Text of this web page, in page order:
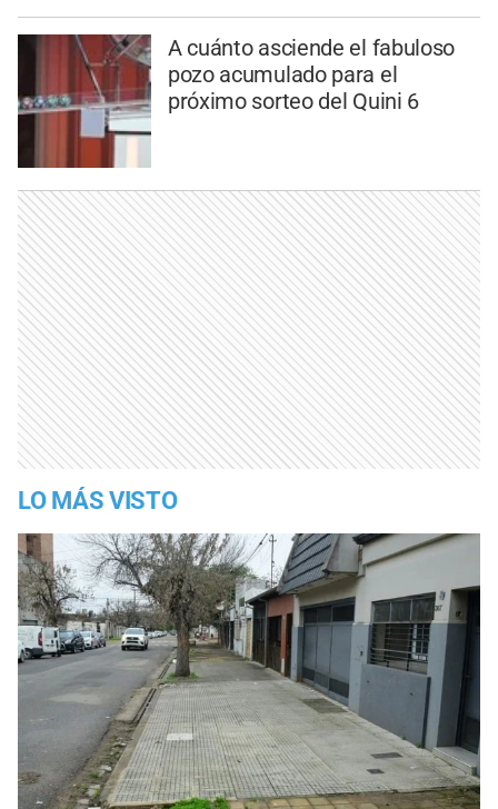
A cuánto asciende el fabuloso
pozo acumulado para el
próximo sorteo del Quini 6
LO MÁS VISTO